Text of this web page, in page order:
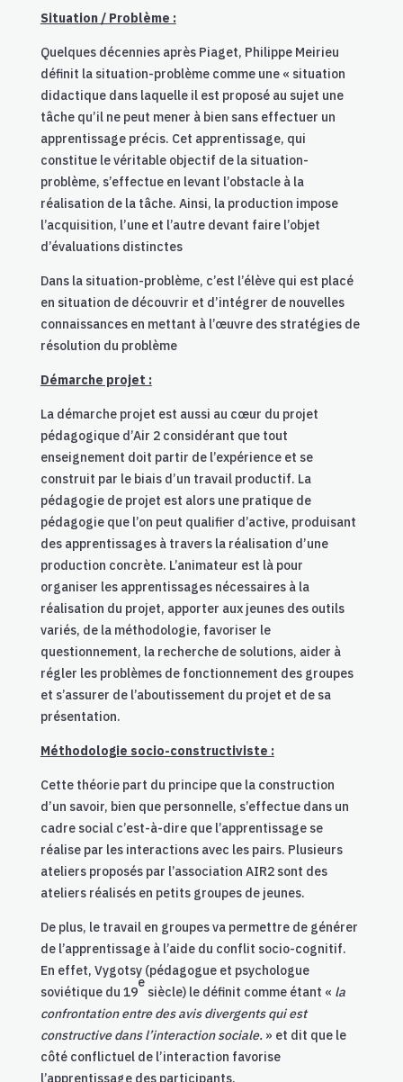
Situation / Problème :
Quelques décennies après Piaget, Philippe Meirieu
définit la situation-problème comme une « situation
didactique dans laquelle il est proposé au sujet une
tâche qu’il ne peut mener à bien sans effectuer un
apprentissage précis. Cet apprentissage, qui
constitue le véritable objectif de la situation-
problème, s’effectue en levant l’obstacle à la
réalisation de la tâche. Ainsi, la production impose
l’acquisition, l’une et l’autre devant faire l’objet
d’évaluations distinctes
Dans la situation-problème, c’est l’élève qui est placé
en situation de découvrir et d’intégrer de nouvelles
connaissances en mettant à l’œuvre des stratégies de
résolution du problème
Démarche projet :
La démarche projet est aussi au cœur du projet
pédagogique d’Air 2 considérant que tout
enseignement doit partir de l’expérience et se
construit par le biais d’un travail productif. La
pédagogie de projet est alors une pratique de
pédagogie que l’on peut qualifier d’active, produisant
des apprentissages à travers la réalisation d’une
production concrète. L’animateur est là pour
organiser les apprentissages nécessaires à la
réalisation du projet, apporter aux jeunes des outils
variés, de la méthodologie, favoriser le
questionnement, la recherche de solutions, aider à
régler les problèmes de fonctionnement des groupes
et s’assurer de l’aboutissement du projet et de sa
présentation.
Méthodologie socio-constructiviste :
Cette théorie part du principe que la construction
d’un savoir, bien que personnelle, s’effectue dans un
cadre social c’est-à-dire que l’apprentissage se
réalise par les interactions avec les pairs. Plusieurs
ateliers proposés par l’association AIR2 sont des
ateliers réalisés en petits groupes de jeunes.
De plus, le travail en groupes va permettre de générer
de l’apprentissage à l’aide du conflit socio-cognitif.
En effet, Vygotsy (pédagogue et psychologue
soviétique du 19
e
siècle) le définit comme étant « la
confrontation entre des avis divergents qui est
constructive dans l’interaction sociale. » et dit que le
côté conflictuel de l’interaction favorise
l’apprentissage des participants.